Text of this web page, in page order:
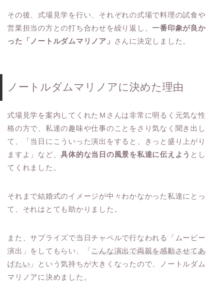
その後、式場見学を行い、それぞれの式場で料理の試食や
営業担当の方との打ち合わせを繰り返し、一番印象が良か
った「ノートルダムマリノア」
さんに決定しました。
ノートルダムマリノアに決めた理由
式場見学を案内してくれたＭさんは非常に明るく元気な性
格の方で、私達の趣味や仕事のことをさり気なく聞き出し
て、「当日にこういった演出をすると、きっと盛り上がり
ますよ」など、具体的な当日の風景を私達に伝えよう とし
てくれました。
それまで結婚式のイメージが中々わかなかった私達にとっ
て、それはとても助かりました。
また、サプライズで当日チャペルで行なわれる「ムービー
演出」をしてもらい、「こんな演出で両親を感動させてあ
げたい 」という気持ちが大きくなったので、ノートルダム
マリノアに決めました。